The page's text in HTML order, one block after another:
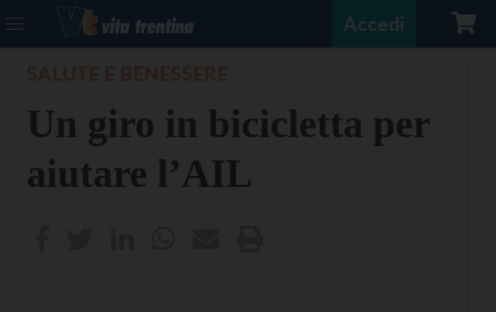
Accedi
Un giro in bicicletta per
aiutare l’AIL